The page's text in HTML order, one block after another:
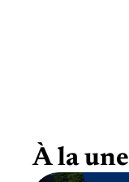
À la une